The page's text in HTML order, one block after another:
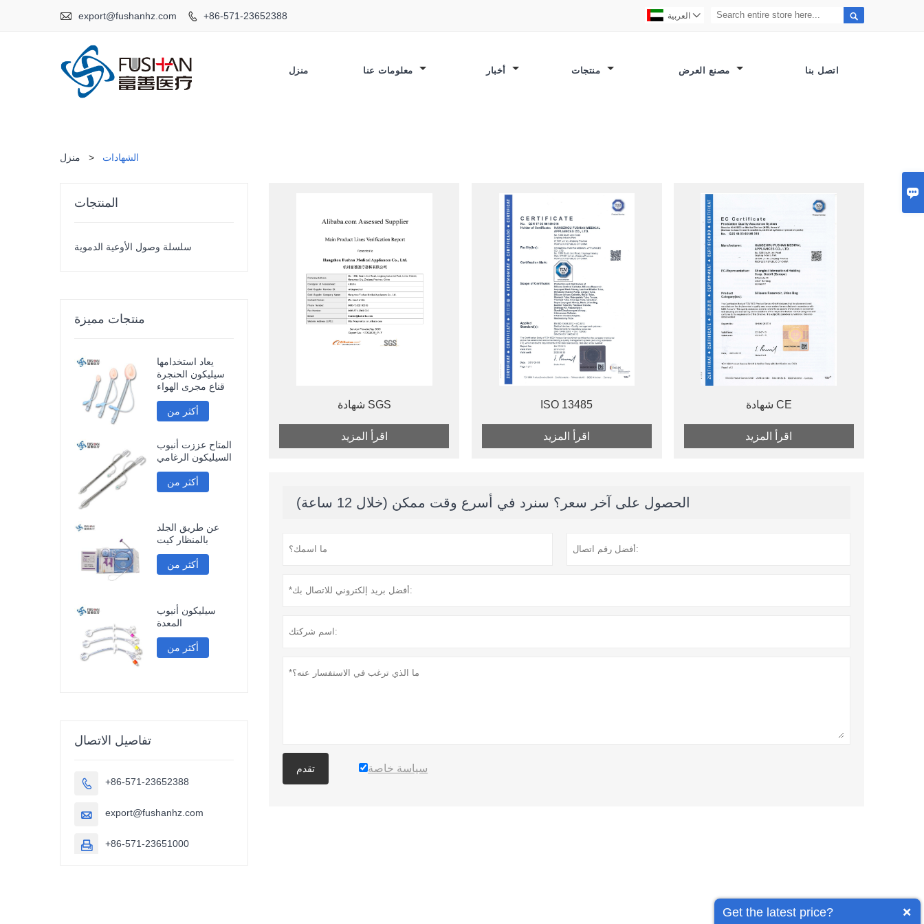

Get the latest price?
 export@fushanhz.com  +86-571-23652388  العربية 
منزل اتصل بنا
منزل > الشهادات
شهادة SGS
اقرأ المزيد
ISO 13485
اقرأ المزيد
شهادة CE
اقرأ المزيد
الحصول على آخر سعر؟ سنرد في أسرع وقت ممكن (خلال 12 ساعة)
تقدم سياسة خاصة
المنتجات
سلسلة وصول الأوعية الدموية
منتجات مميزة
يعاد استخدامها
سيليكون الحنجرة
قناع مجرى الهواء
أكثر من
المتاح عززت أنبوب
السيليكون الرغامي
أكثر من
عن طريق الجلد
بالمنظار كيت
أكثر من
سيليكون أنبوب
المعدة
أكثر من
تفاصيل الاتصال
 +86-571-23652388
 export@fushanhz.com
 +86-571-23651000